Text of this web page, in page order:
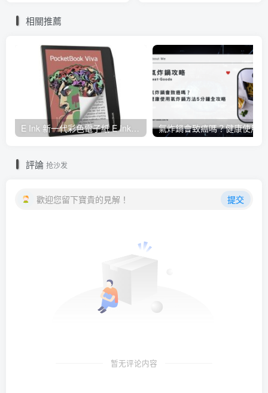
相關推薦
E Ink 新一代彩色電子紙 E Ink Gallery 3 量產，多家閱讀器品牌採用並將自 2023 年起推出
評論 抢沙发
歡迎您留下寶貴的見解！ 提交
暂无评论内容